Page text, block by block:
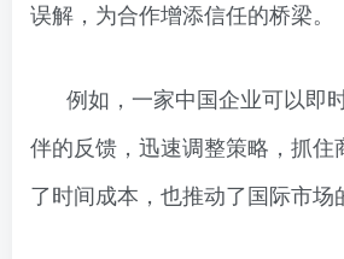
误解，为合作增添信任的桥梁。
例如，一家中国企业可以即
伴的反馈，迅速调整策略，抓住
了时间成本，也推动了国际市场